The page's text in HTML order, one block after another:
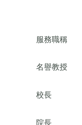
服務職稱
名譽教授
校長
院長